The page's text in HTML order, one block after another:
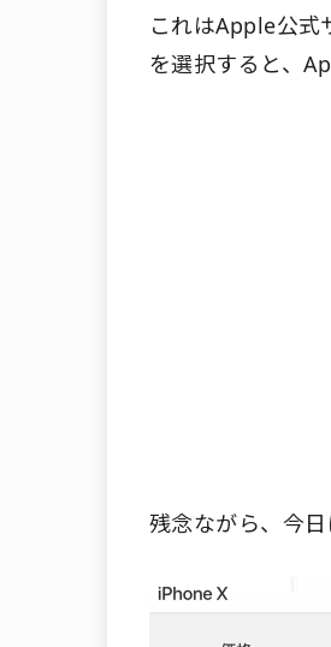
これはApple公式
を選択すると、
残念ながら、今